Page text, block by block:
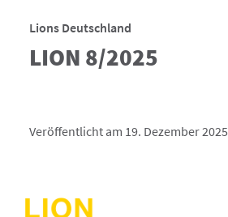
Lions Deutschland
LION 8/2025
Veröffentlicht am 19. Dezember 2025